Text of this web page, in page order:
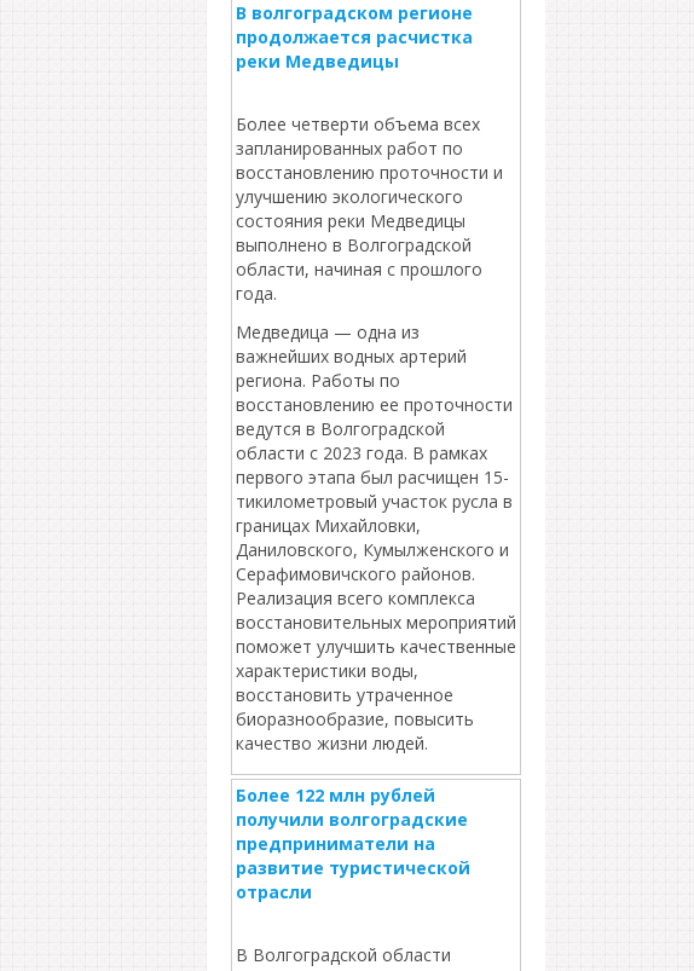
В волгоградском регионе
продолжается расчистка
реки Медведицы
Более четверти объема всех
запланированных работ по
восстановлению проточности и
улучшению экологического
состояния реки Медведицы
выполнено в Волгоградской
области, начиная с прошлого
года.
Медведица — одна из
важнейших водных артерий
региона. Работы по
восстановлению ее проточности
ведутся в Волгоградской
области с 2023 года. В рамках
первого этапа был расчищен 15-
тикилометровый участок русла в
границах Михайловки,
Даниловского, Кумылженского и
Серафимовичского районов.
Реализация всего комплекса
восстановительных мероприятий
поможет улучшить качественные
характеристики воды,
восстановить утраченное
биоразнообразие, повысить
качество жизни людей.
Более 122 млн рублей
получили волгоградские
предприниматели на
развитие туристической
отрасли
В Волгоградской области